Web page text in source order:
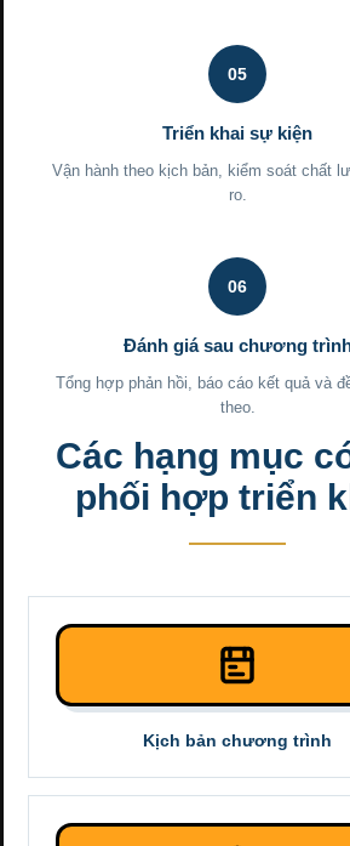
05
Triển khai sự kiện
Vận hành theo kịch bản, kiểm soát chất
ro.
06
Đánh giá sau chương
Tổng hợp phản hồi, báo cáo kết quả và
theo.
Các hạng mục
phối hợp triển
Kịch bản chương trình